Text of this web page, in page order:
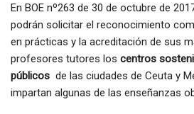
En BOE nº263 de 30 de octubre de
podrán solicitar el reconocimiento
en prácticas y la acreditación de sus
profesores tutores los centros
públicos de las ciudades de Ceuta y
impartan algunas de las enseñanzas